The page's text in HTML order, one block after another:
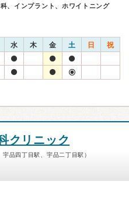
、インプラント、ホワイトニング
水 木 金 土 日 祝
クリニック
品四丁目駅、宇品二丁目駅）